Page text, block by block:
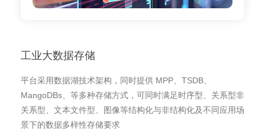
工业大数据存储
平台采用数据湖技术架构，同时提供 MPP、TSDB、
MangoDBs、等多种存储方式，可同时满足时序型、关系型非
关系型、文本文件型、图像等结构化与非结构化及不同应用场
景下的数据多样性存储要求